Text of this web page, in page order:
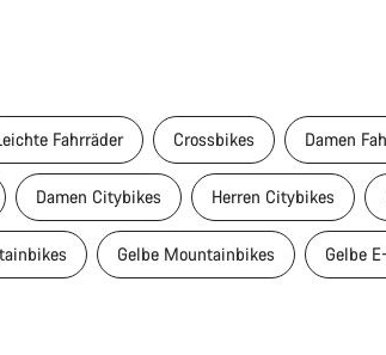
Fahrräder Crossbikes Damen
Damen Citybikes Herren Citybikes
Gelbe Mountainbikes Gelbe